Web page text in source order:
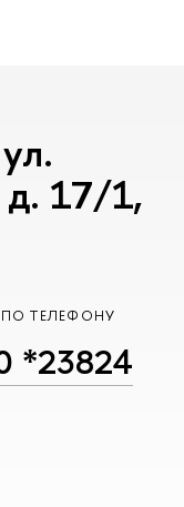
17/1,
ТЕЛЕФОНУ
*23824